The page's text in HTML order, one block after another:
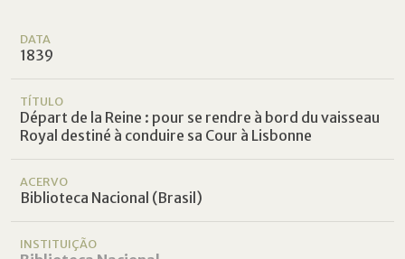
DATA
1839
TÍTULO
Départ de la Reine : pour se rendre à bord du vaisseau
Royal destiné à conduire sa Cour à Lisbonne
ACERVO
Biblioteca Nacional (Brasil)
INSTITUIÇÃO